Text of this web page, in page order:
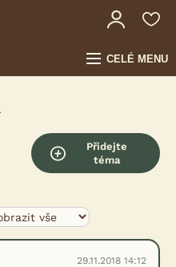
CELÉ MENU
Přidejte
téma
29.11.2018 14:12